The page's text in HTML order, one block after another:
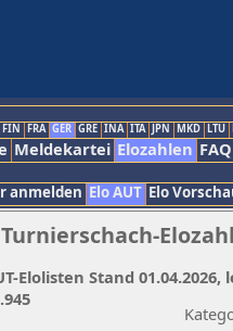
FIN FRA GER GRE INA ITA JPN MKD LTU
Meldekartei Elozahlen FAQ
anmelden Elo AUT Elo
Elolisten Stand